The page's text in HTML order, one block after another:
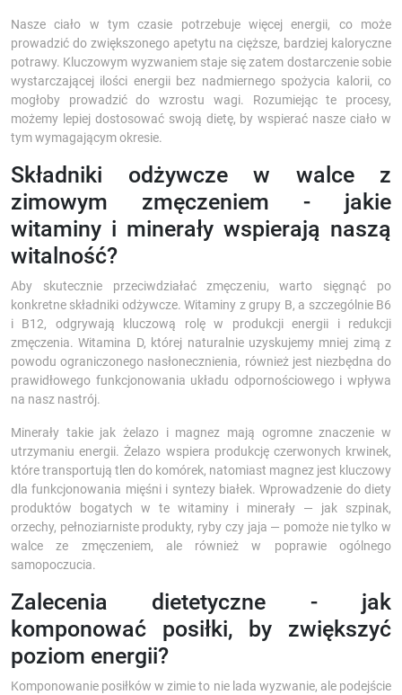
Nasze ciało w tym czasie potrzebuje więcej energii, co może
prowadzić do zwiększonego apetytu na cięższe, bardziej kaloryczne
potrawy. Kluczowym wyzwaniem staje się zatem dostarczenie sobie
wystarczającej ilości energii bez nadmiernego spożycia kalorii, co
mogłoby prowadzić do wzrostu wagi. Rozumiejąc te procesy,
możemy lepiej dostosować swoją dietę, by wspierać nasze ciało w
tym wymagającym okresie.
Składniki odżywcze w walce z
zimowym zmęczeniem - jakie
witaminy i minerały wspierają naszą
witalność?
Aby skutecznie przeciwdziałać zmęczeniu, warto sięgnąć po
konkretne składniki odżywcze. Witaminy z grupy B, a szczególnie B6
i B12, odgrywają kluczową rolę w produkcji energii i redukcji
zmęczenia. Witamina D, której naturalnie uzyskujemy mniej zimą z
powodu ograniczonego nasłonecznienia, również jest niezbędna do
prawidłowego funkcjonowania układu odpornościowego i wpływa
na nasz nastrój.
Minerały takie jak żelazo i magnez mają ogromne znaczenie w
utrzymaniu energii. Żelazo wspiera produkcję czerwonych krwinek,
które transportują tlen do komórek, natomiast magnez jest kluczowy
dla funkcjonowania mięśni i syntezy białek. Wprowadzenie do diety
produktów bogatych w te witaminy i minerały — jak szpinak,
orzechy, pełnoziarniste produkty, ryby czy jaja — pomoże nie tylko w
walce ze zmęczeniem, ale również w poprawie ogólnego
samopoczucia.
Zalecenia dietetyczne - jak
komponować posiłki, by zwiększyć
poziom energii?
Komponowanie posiłków w zimie to nie lada wyzwanie, ale podejście